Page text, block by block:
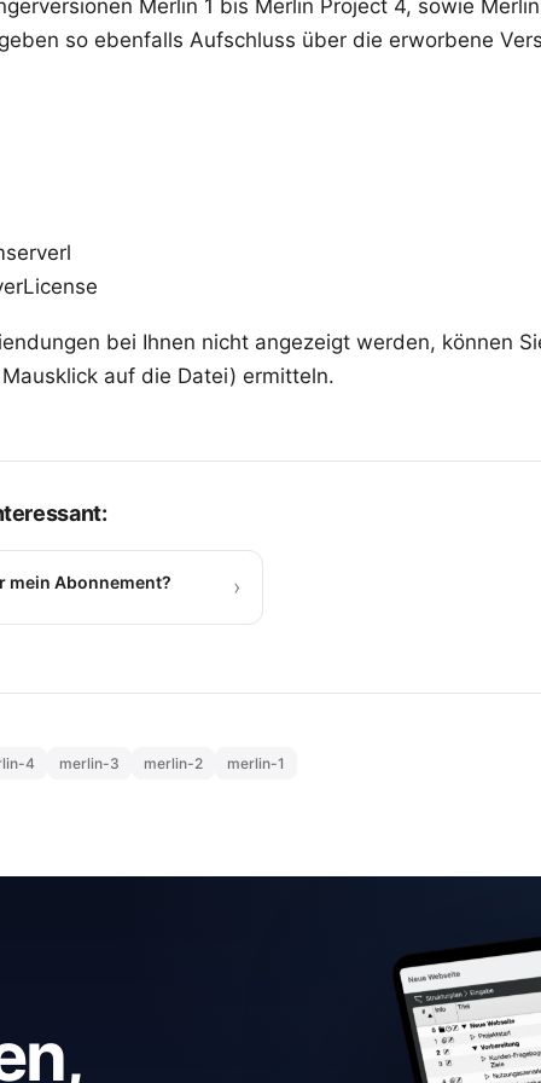
Merlin 1 bis Merlin Project 4, sowie
so ebenfalls Aufschluss über die erworbene
bei Ihnen nicht angezeigt werden, können
auf die Datei) ermitteln.
mein Abonnement? ›
4 merlin-3 merlin-2 merlin-1